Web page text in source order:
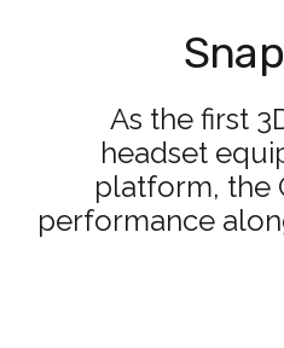
As the first
headset
platform, the
performance